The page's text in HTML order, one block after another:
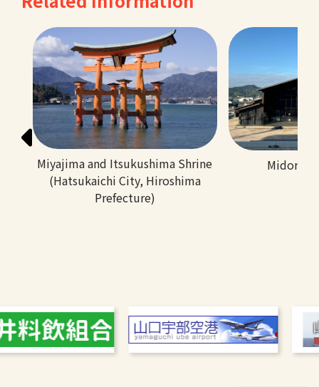
Miyajima and Itsukushima Shrine
(Hatsukaichi City, Hiroshima
Prefecture)